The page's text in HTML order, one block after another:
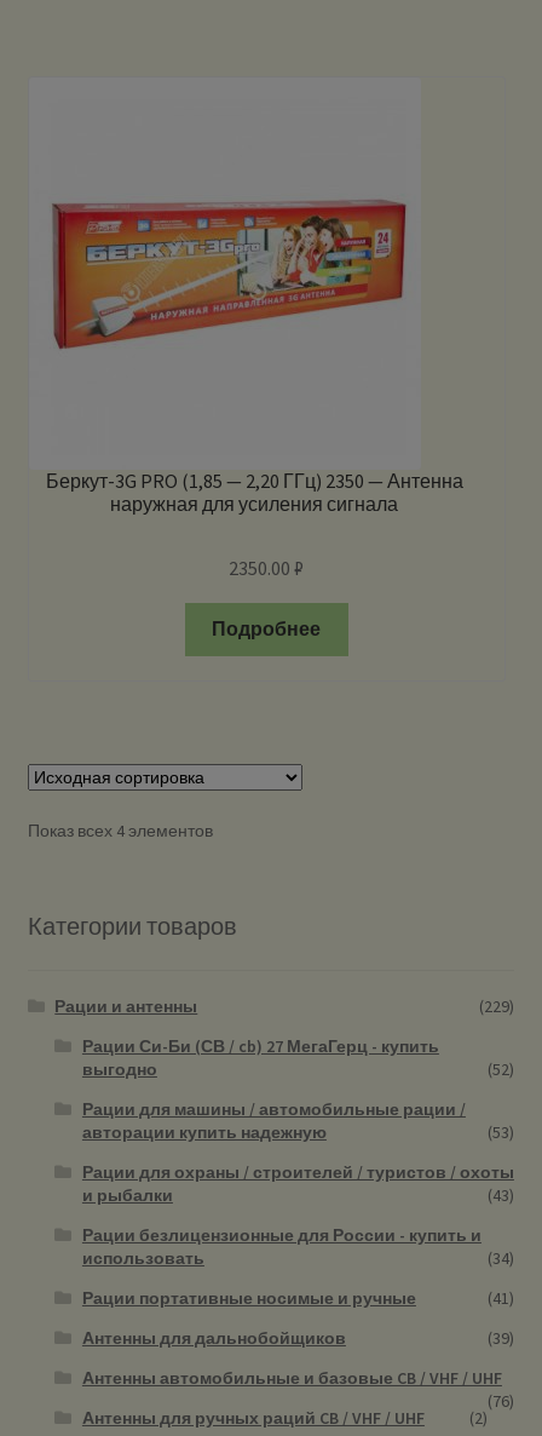
Беркут-3G PRO (1,85 — 2,20 ГГц) 2350 — Антенна
наружная для усиления сигнала
2350.00₽
Подробнее
Показ всех 4 элементов
Категории товаров
Рации и антенны
(229)
Рации Си-Би (СВ / cb) 27 МегаГерц - купить
выгодно
(52)
Рации для машины / автомобильные рации /
авторации купить надежную
(53)
Рации для охраны / строителей / туристов / охоты
и рыбалки
(43)
Рации безлицензионные для России - купить и
использовать
(34)
Рации портативные носимые и ручные
(41)
Антенны для дальнобойщиков
(39)
Антенны автомобильные и базовые CB / VHF / UHF
(76)
Антенны для ручных раций CB / VHF / UHF
(2)